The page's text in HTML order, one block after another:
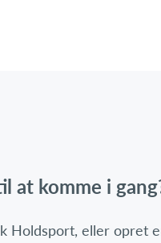
at komme i
Holdsport, eller opret